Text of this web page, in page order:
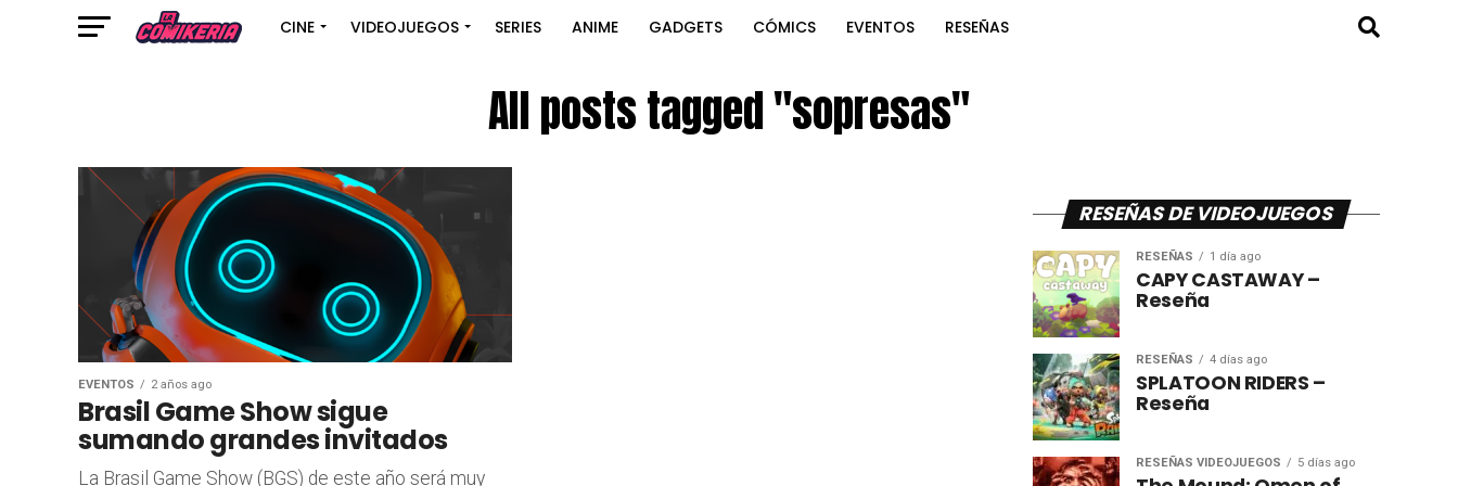
CINE VIDEOJUEGOS SERIES ANIME GADGETS CÓMICS EVENTOS RESEÑAS
All posts tagged "sopresas"
EVENTOS 2 años ago
Brasil Game Show sigue
sumando grandes invitados
La Brasil Game Show (BGS) de este año será muy
RESEÑAS DE VIDEOJUEGOS
RESEÑAS 1 día ago
CAPY CASTAWAY –
Reseña
RESEÑAS 4 días ago
SPLATOON RIDERS –
Reseña
RESEÑAS VIDEOJUEGOS 5 días ago